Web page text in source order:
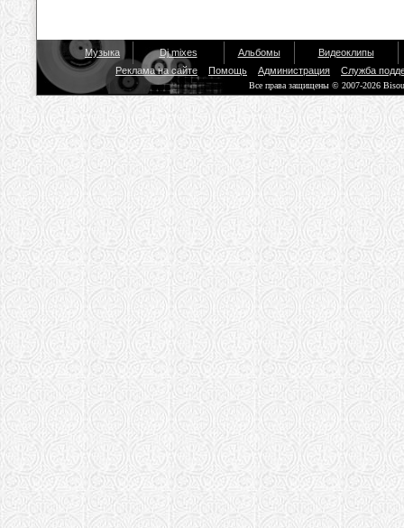
Музыка Dj mixes Альбомы
Видеоклипы
Реклама на сайте
Помощь Администрация Служба
Все права защищены © 2007-2026